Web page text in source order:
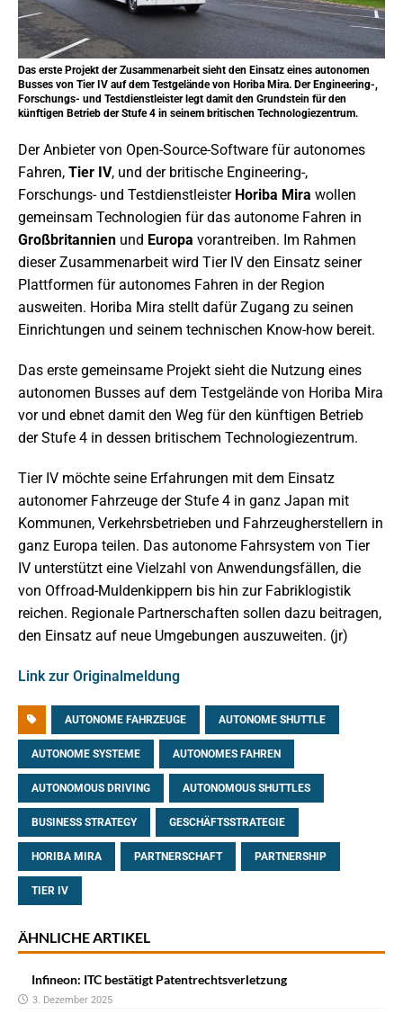
Das erste Projekt der Zusammenarbeit sieht den Einsatz eines autonomen
Busses von Tier IV auf dem Testgelände von Horiba Mira. Der Engineering-,
Forschungs- und Testdienstleister legt damit den Grundstein für den
künftigen Betrieb der Stufe 4 in seinem britischen Technologiezentrum.
Der Anbieter von Open-Source-Software für autonomes
Fahren, Tier IV, und der britische Engineering-,
Forschungs- und Testdienstleister Horiba Mira wollen
gemeinsam Technologien für das autonome Fahren in
Großbritannien und Europa vorantreiben. Im Rahmen
dieser Zusammenarbeit wird Tier IV den Einsatz seiner
Plattformen für autonomes Fahren in der Region
ausweiten. Horiba Mira stellt dafür Zugang zu seinen
Einrichtungen und seinem technischen Know-how bereit.
Das erste gemeinsame Projekt sieht die Nutzung eines
autonomen Busses auf dem Testgelände von Horiba Mira
vor und ebnet damit den Weg für den künftigen Betrieb
der Stufe 4 in dessen britischem Technologiezentrum.
Tier IV möchte seine Erfahrungen mit dem Einsatz
autonomer Fahrzeuge der Stufe 4 in ganz Japan mit
Kommunen, Verkehrsbetrieben und Fahrzeugherstellern in
ganz Europa teilen. Das autonome Fahrsystem von Tier
IV unterstützt eine Vielzahl von Anwendungsfällen, die
von Offroad-Muldenkippern bis hin zur Fabriklogistik
reichen. Regionale Partnerschaften sollen dazu beitragen,
den Einsatz auf neue Umgebungen auszuweiten. (jr)
Link zur Originalmeldung
AUTONOME FAHRZEUGE AUTONOME SHUTTLE
AUTONOME SYSTEME AUTONOMES FAHREN
AUTONOMOUS DRIVING AUTONOMOUS SHUTTLES
BUSINESS STRATEGY GESCHÄFTSSTRATEGIE
HORIBA MIRA PARTNERSCHAFT PARTNERSHIP
TIER IV
ÄHNLICHE ARTIKEL
Infineon: ITC bestätigt Patentrechtsverletzung
3. Dezember 2025